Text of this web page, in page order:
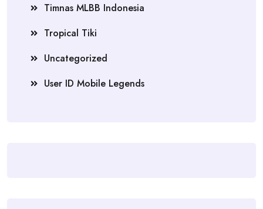
Timnas MLBB Indonesia
Tropical Tiki
Uncategorized
User ID Mobile Legends